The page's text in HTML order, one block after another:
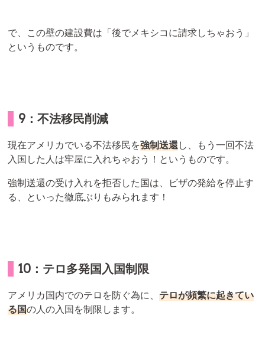
で、この壁の建設費は「後でメキシコに請求しちゃおう」
というものです。
9：不法移民削減
現在アメリカでいる不法移民を強制送還し、もう一回不法
入国した人は牢屋に入れちゃおう！というものです。
強制送還の受け入れを拒否した国は、ビザの発給を停止す
る、といった徹底ぶりもみられます！
10：テロ多発国入国制限
アメリカ国内でのテロを防ぐ為に、テロが頻繁に起きてい
る国の人の入国を制限します。